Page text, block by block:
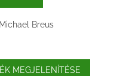
Breus
MEGJELENÍTÉSE